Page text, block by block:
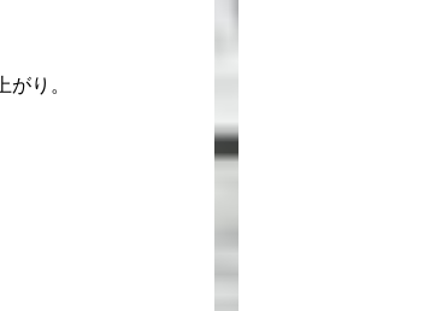
り。